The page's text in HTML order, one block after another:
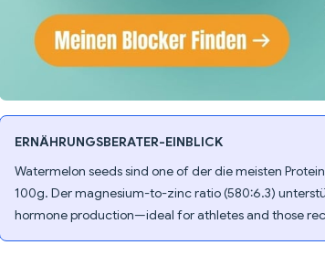
ERNÄHRUNGSBERATER-EINBLICK
Watermelon seeds sind one of der die meisten
100g. Der magnesium-to-zinc ratio (580:6.3)
hormone production—ideal for athletes and those